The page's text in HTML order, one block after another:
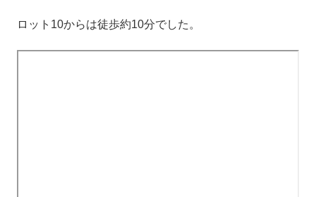
ロット10からは徒歩約10分でした。